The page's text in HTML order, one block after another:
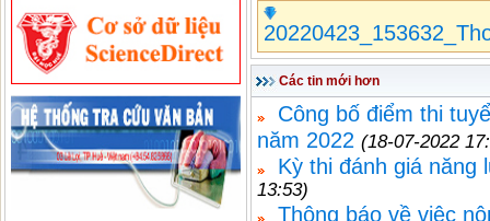
Các tin mới hơn
Công bố điểm thi
năm 2022 (18-07-2022
Kỳ thi đánh giá năng
13:53)
Thông báo về việc